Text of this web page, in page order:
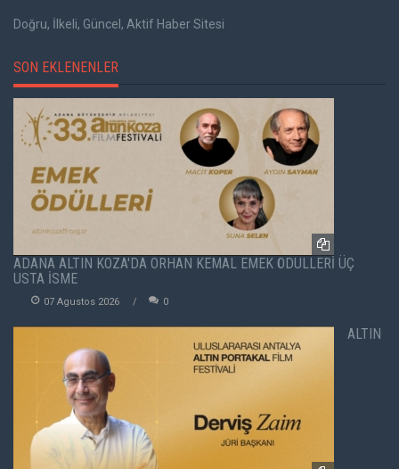
Doğru, İlkeli, Güncel, Aktif Haber Sitesi
SON EKLENENLER
ADANA ALTIN KOZA'DA ORHAN KEMAL EMEK ÖDÜLLERİ ÜÇ
USTA İSME
07 Agustos 2026 0
ALTIN